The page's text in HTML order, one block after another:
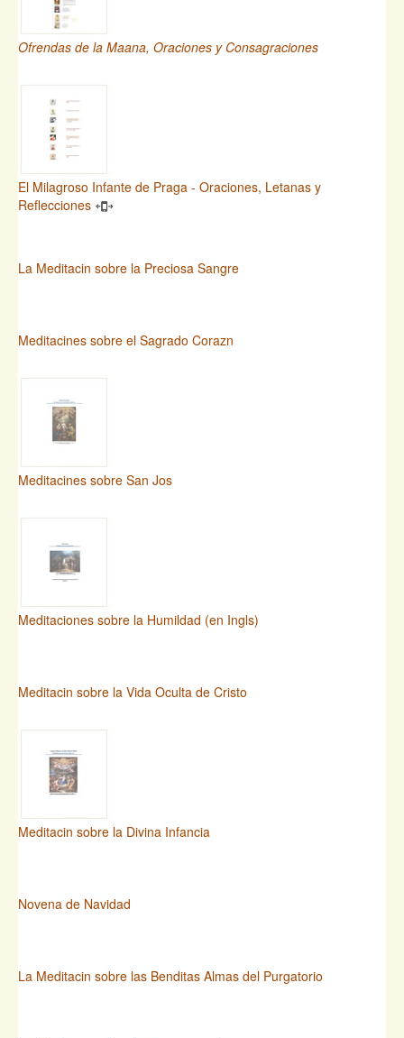
Ofrendas de la Maana, Oraciones y Consagraciones
El Milagroso Infante de Praga - Oraciones, Letanas y
Reflecciones
La Meditacin sobre la Preciosa Sangre
Meditacines sobre el Sagrado Corazn
Meditacines sobre San Jos
Meditaciones sobre la Humildad (en Ingls)
Meditacin sobre la Vida Oculta de Cristo
Meditacin sobre la Divina Infancia
Novena de Navidad
La Meditacin sobre las Benditas Almas del Purgatorio